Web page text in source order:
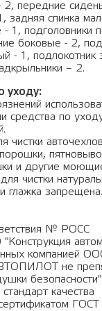
2, передние
задняя спинка
1, подголовники
боковые - 2,
- 1, подлокотник
– 2.
уходу:
средства по
чистки авточехлов
и другие
чистки
глажка запрещена.
№ РОСС
компанией
не
безопасности"
качества